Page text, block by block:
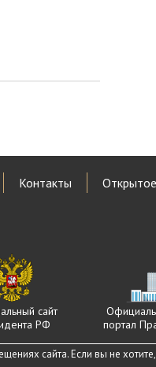
Контакты
сайт
РФ
портал
сайта. Если вы не